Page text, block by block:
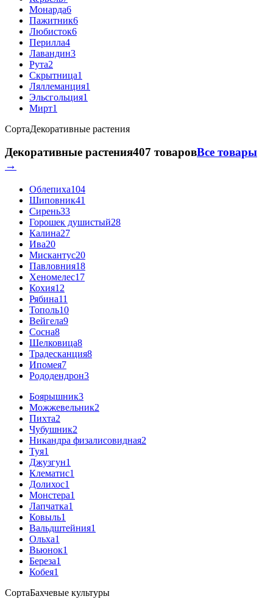
Монарда6
Пажитник6
Любисток6
Перилла4
Лавандин3
Рута2
Скрытница1
Ляллеманция1
Эльсгольция1
Мирт1
СортаДекоративные растения
Декоративные растения407 товаровВсе товары
→
Облепиха104
Шиповник41
Сирень33
Горошек душистый28
Калина27
Ива20
Мискантус20
Павловния18
Хеномелес17
Кохия12
Рябина11
Тополь10
Вейгела9
Сосна8
Шелковица8
Традесканция8
Ипомея7
Рододендрон3
Боярышник3
Можжевельник2
Пихта2
Чубушник2
Никандра физалисовидная2
Туя1
Джузгун1
Клематис1
Долихос1
Монстера1
Лапчатка1
Ковыль1
Вальдштейния1
Ольха1
Вьюнок1
Береза1
Кобея1
СортаБахчевые культуры